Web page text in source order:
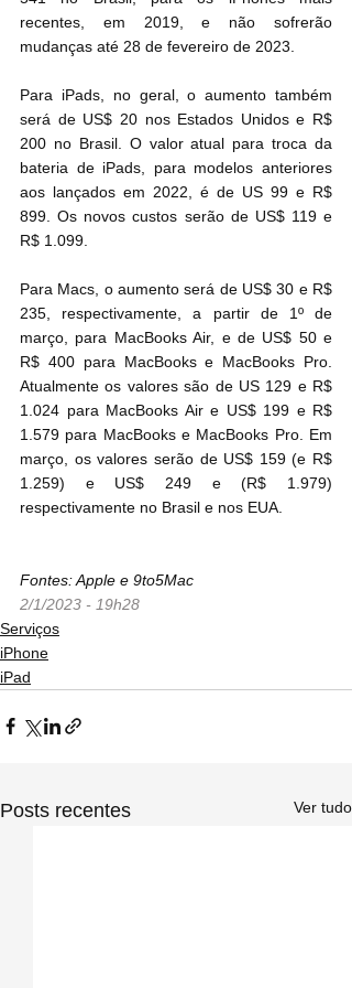
recentes, em 2019, e não sofrerão
mudanças até 28 de fevereiro de 2023.
Para iPads, no geral, o aumento também
será de US$ 20 nos Estados Unidos e R$
200 no Brasil. O valor atual para troca da
bateria de iPads, para modelos anteriores
aos lançados em 2022, é de US 99 e R$
899. Os novos custos serão de US$ 119 e
R$ 1.099.
Para Macs, o aumento será de US$ 30 e R$
235, respectivamente, a partir de 1º de
março, para MacBooks Air, e de US$ 50 e
R$ 400 para MacBooks e MacBooks Pro.
Atualmente os valores são de US 129 e R$
1.024 para MacBooks Air e US$ 199 e R$
1.579 para MacBooks e MacBooks Pro. Em
março, os valores serão de US$ 159 (e R$
1.259) e US$ 249 e (R$ 1.979)
respectivamente no Brasil e nos EUA.
Fontes: Apple e 9to5Mac
2/1/2023 - 19h28
Serviços
iPhone
iPad
Posts recentes Ver tudo